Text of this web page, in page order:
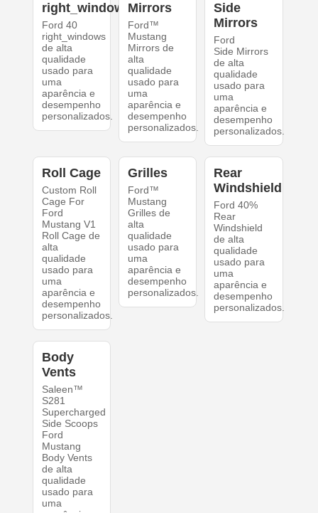
right_windows
Ford 40
right_windows
de alta
qualidade
usado para
uma
aparência e
desempenho
personalizados.
Mirrors
Ford™
Mustang
Mirrors de
alta
qualidade
usado para
uma
aparência e
desempenho
personalizados.
Side
Mirrors
Ford
Side Mirrors
de alta
qualidade
usado para
uma
aparência e
desempenho
personalizados.
Roll Cage
Custom Roll
Cage For
Ford
Mustang V1
Roll Cage de
alta
qualidade
usado para
uma
aparência e
desempenho
personalizados.
Grilles
Ford™
Mustang
Grilles de
alta
qualidade
usado para
uma
aparência e
desempenho
personalizados.
Rear
Windshield
Ford 40%
Rear
Windshield
de alta
qualidade
usado para
uma
aparência e
desempenho
personalizados.
Body
Vents
Saleen™
S281
Supercharged
Side Scoops
Ford
Mustang
Body Vents
de alta
qualidade
usado para
uma